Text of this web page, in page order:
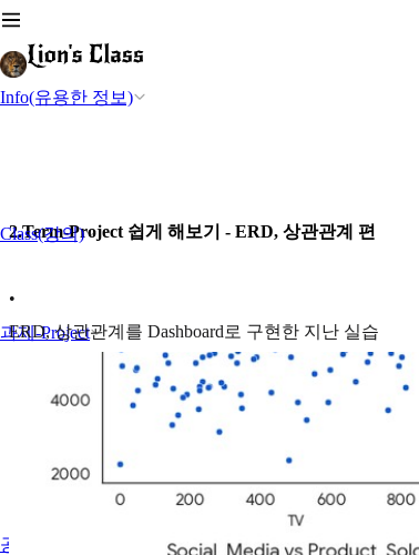
Info(유용한 정보)
Class(강의)
과제-Project
공유/자유게시판
2.Term-Project 쉽게 해보기 - ERD, 상관관계 편
•
ERD, 상관관계를 Dashboard로 구현한 지난 실습